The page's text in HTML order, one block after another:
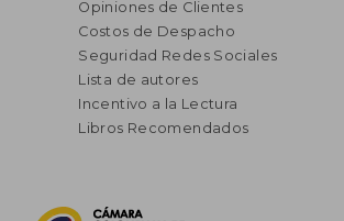
Opiniones de Clientes
Costos de Despacho
Seguridad Redes Sociales
Lista de autores
Incentivo a la Lectura
Libros Recomendados